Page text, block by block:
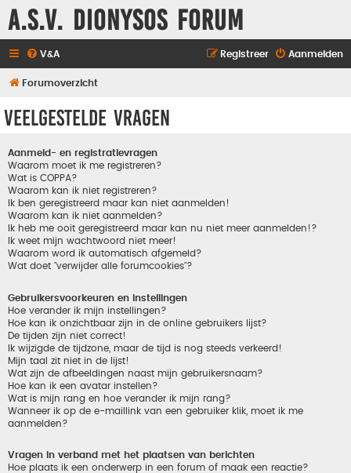
A.S.V. Dionysos Forum
V&A Aanmelden
Registreer
Forumoverzicht
Veelgestelde vragen
Aanmeld- en registratievragen
Waarom moet ik me registreren?
Wat is COPPA?
Waarom kan ik niet registreren?
Ik ben geregistreerd maar kan niet aanmelden!
Waarom kan ik niet aanmelden?
Ik heb me ooit geregistreerd maar kan nu niet meer aanmelden!?
Ik weet mijn wachtwoord niet meer!
Waarom word ik automatisch afgemeld?
Wat doet "verwijder alle forumcookies"?
Gebruikersvoorkeuren en instellingen
Hoe verander ik mijn instellingen?
Hoe kan ik onzichtbaar zijn in de online gebruikers lijst?
De tijden zijn niet correct!
Ik wijzigde de tijdzone, maar de tijd is nog steeds verkeerd!
Mijn taal zit niet in de lijst!
Wat zijn de afbeeldingen naast mijn gebruikersnaam?
Hoe kan ik een avatar instellen?
Wat is mijn rang en hoe verander ik mijn rang?
Wanneer ik op de e-maillink van een gebruiker klik, moet ik me
aanmelden?
Vragen in verband met het plaatsen van berichten
Hoe plaats ik een onderwerp in een forum of maak een reactie?